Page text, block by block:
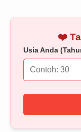
❤️
Usia Anda